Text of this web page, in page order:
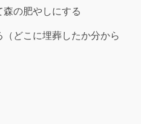
の肥やしにする
どこに埋葬したか分から